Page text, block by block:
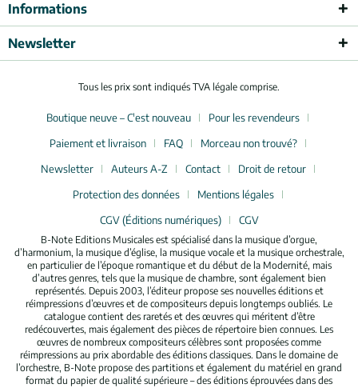
Informations
Newsletter
Tous les prix sont indiqués TVA légale comprise.
Boutique neuve – C'est nouveau
Pour les revendeurs
Paiement et livraison
FAQ
Morceau non trouvé?
Newsletter
Auteurs A-Z Contact
Droit de retour
Protection des données
Mentions légales
CGV (Éditions numériques)
CGV
B-Note Editions Musicales est spécialisé dans la musique d’orgue,
d’harmonium, la musique d’église, la musique vocale et la musique orchestrale,
en particulier de l’époque romantique et du début de la Modernité, mais
d’autres genres, tels que la musique de chambre, sont également bien
représentés. Depuis 2003, l’éditeur propose ses nouvelles éditions et
réimpressions d’œuvres et de compositeurs depuis longtemps oubliés. Le
catalogue contient des raretés et des œuvres qui méritent d’être
redécouvertes, mais également des pièces de répertoire bien connues. Les
œuvres de nombreux compositeurs célèbres sont proposées comme
réimpressions au prix abordable des éditions classiques. Dans le domaine de
l’orchestre, B-Note propose des partitions et également du matériel en grand
format du papier de qualité supérieure – des éditions éprouvées dans des